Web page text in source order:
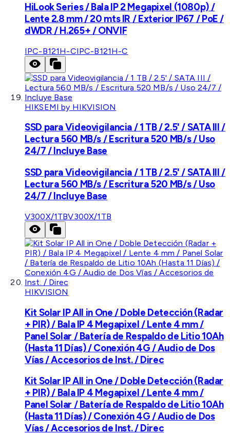
HiLook Series / Bala IP 2 Megapixel (1080p) /
Lente 2.8 mm / 20 mts IR / Exterior IP67 / PoE /
dWDR / H.265+ / ONVIF
IPC-B121H-CIPC-B121H-C
HIKSEMI by HIKVISION
SSD para Videovigilancia / 1 TB / 2.5' / SATA III /
Lectura 560 MB/s / Escritura 520 MB/s / Uso
24/7 / Incluye Base
SSD para Videovigilancia / 1 TB / 2.5' / SATA III /
Lectura 560 MB/s / Escritura 520 MB/s / Uso
24/7 / Incluye Base
V300X/1TBV300X/1TB
HIKVISION
Kit Solar IP All in One / Doble Detección (Radar
+ PIR) / Bala IP 4 Megapixel / Lente 4 mm /
Panel Solar / Batería de Respaldo de Litio 10Ah
(Hasta 11 Días) / Conexión 4G / Audio de Dos
Vías / Accesorios de Inst. / Direc
Kit Solar IP All in One / Doble Detección (Radar
+ PIR) / Bala IP 4 Megapixel / Lente 4 mm /
Panel Solar / Batería de Respaldo de Litio 10Ah
(Hasta 11 Días) / Conexión 4G / Audio de Dos
Vías / Accesorios de Inst. / Direc